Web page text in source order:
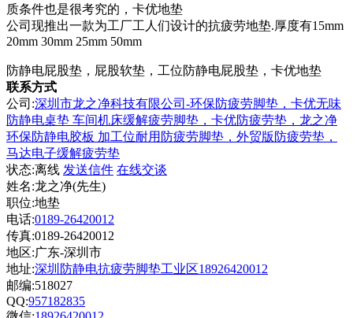
质条件也是很考究的，卡优地垫
公司现推出一款为工厂工人们设计的抗疲劳地垫.厚度有15mm
20mm 30mm 25mm 50mm
防静电屁股垫，屁股软垫，工位防静电屁股垫，卡优地垫
联系方式
公司:深圳市龙之净科技有限公司-环保防疲劳脚垫，卡优无味
防静电桌垫 车间机床缓解疲劳脚垫，卡优防疲劳垫，龙之净
环保防静电胶板 加工位耐用防疲劳脚垫，外贸版防疲劳垫，
马达电子缓解疲劳垫
状态:离线 发送信件 在线交谈
姓名:龙之净(先生)
职位:地垫
电话:0189-26420012
传真:0189-26420012
地区:广东-深圳市
地址:深圳防静电抗疲劳脚垫工业区18926420012
邮编:518027
QQ:957182835